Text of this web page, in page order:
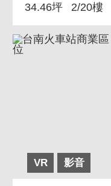
34.46坪 2/20樓
VR 影音